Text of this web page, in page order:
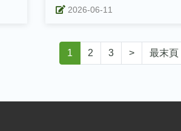
2026-06-11
1 2 3 > 最末頁